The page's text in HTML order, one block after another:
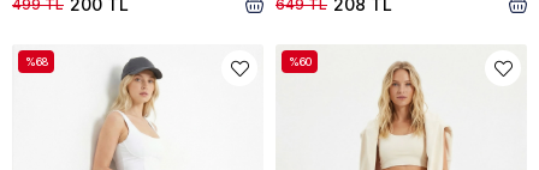
200 TL
499 TL 208 TL
649 TL
%68 %60